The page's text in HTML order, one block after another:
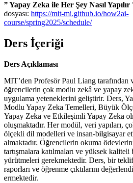
” Yapay Zeka ile Her Şey Nasıl Yapılır
dosyası: https://mit-mi.github.io/how2ai-
course/spring2025/schedule/
Ders İçeriği
Ders Açıklaması
MIT’den Profesör Paul Liang tarafından
öğrencilerin çok modlu zekâ ve yapay
uygulama yeteneklerini geliştirir. Ders,
Modlu Yapay Zeka Temelleri, Büyük
Yapay Zeka ve Etkileşimli Yapay Zeka
oluşmaktadır. Her modül, veri yapıları,
ölçekli dil modelleri ve insan-bilgisayar
almaktadır. Öğrencilerin okuma
tartışmalara katılmaları ve yüksek kaliteli
yürütmeleri gerekmektedir. Ders, bir
raporları ve öğrenme çıktılarını
ermektedir.